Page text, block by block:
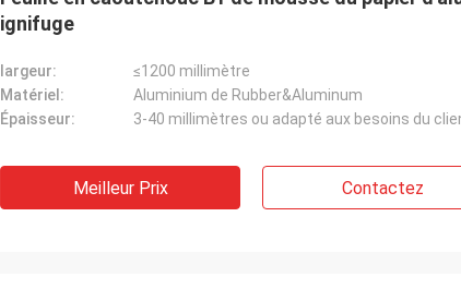
ignifuge
largeur:
≤1200 millimètre
Matériel:
Aluminium de Rubber&Aluminum
Épaisseur:
3-40 millimètres ou adapté aux besoins du
Meilleur Prix Contactez